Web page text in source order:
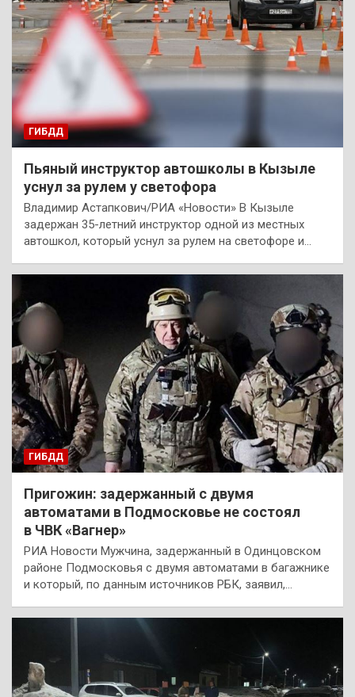
ГИБДД
Пьяный инструктор автошколы в Кызыле
уснул за рулем у светофора
Владимир Астапкович/РИА «Новости» В Кызыле
задержан 35-летний инструктор одной из местных
автошкол, который уснул за рулем на светофоре и…
ГИБДД
Пригожин: задержанный с двумя
автоматами в Подмосковье не состоял
в ЧВК «Вагнер»
РИА Новости Мужчина, задержанный в Одинцовском
районе Подмосковья с двумя автоматами в багажнике
и который, по данным источников РБК, заявил,…